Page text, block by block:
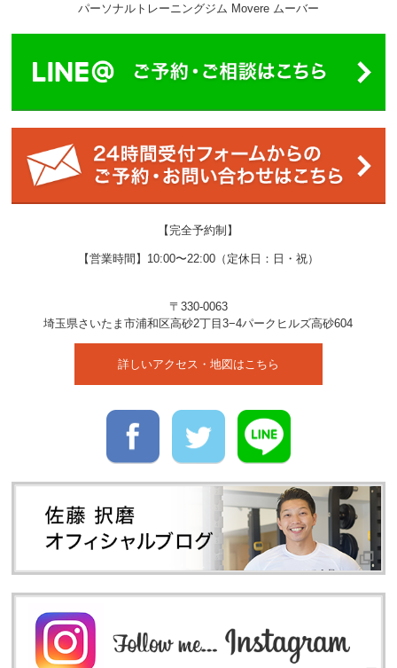
パーソナルトレーニングジム Movere ムーバー
【完全予約制】
【営業時間】10:00〜22:00（定休日：日・祝）
〒330-0063
埼玉県さいたま市浦和区高砂2丁目3−4パークヒルズ高砂604
詳しいアクセス・地図はこちら